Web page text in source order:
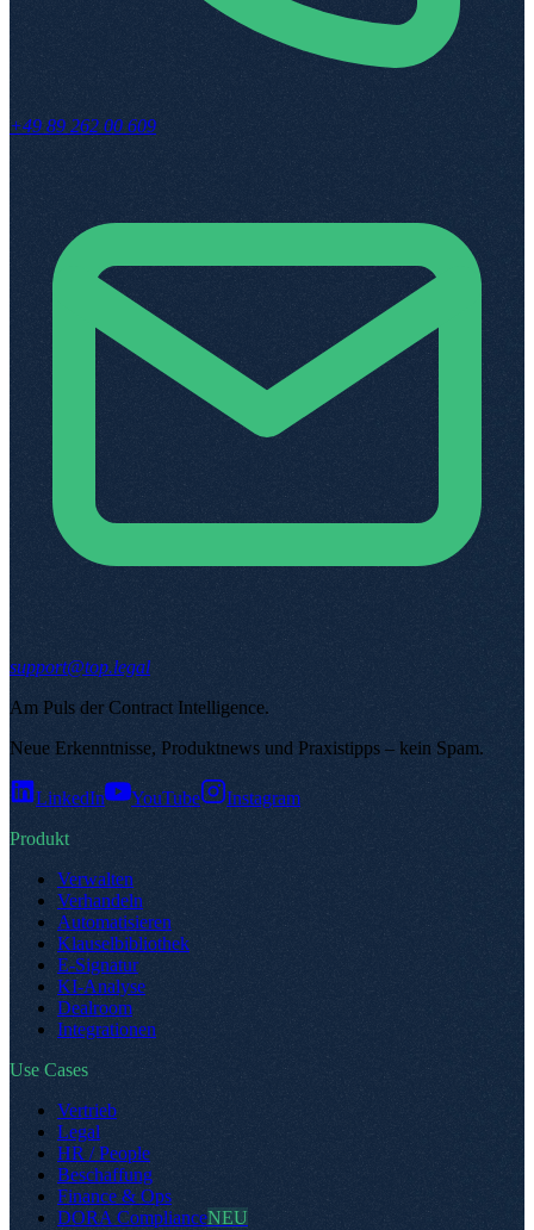
+49 89 262 00 609
support@top.legal
Am Puls der Contract Intelligence.
Neue Erkenntnisse, Produktnews und Praxistipps – kein Spam.
LinkedIn YouTube
Instagram
Produkt
Verwalten
Verhandeln
Automatisieren
Klauselbibliothek
E-Signatur
KI-Analyse
Dealroom
Integrationen
Use Cases
Vertrieb
Legal
HR / People
Beschaffung
Finance & Ops
DORA ComplianceNEU